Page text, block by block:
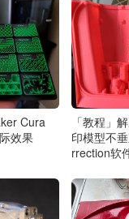
Cura
效果
「教程」
印模型不
rrection软